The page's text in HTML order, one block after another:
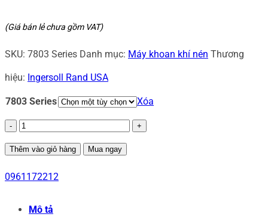
(Giá bán lẻ chưa gồm VAT)
SKU: 7803 Series Danh mục: Máy khoan khí nén Thương
hiệu: Ingersoll Rand USA
7803 Series Xóa
Máy
khoan
khí
Thêm vào giỏ hàng Mua ngay
0961172212
Mô tả